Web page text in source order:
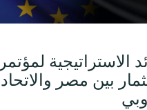
الاستراتيجية لمؤتمر
بين مصر والاتحاد